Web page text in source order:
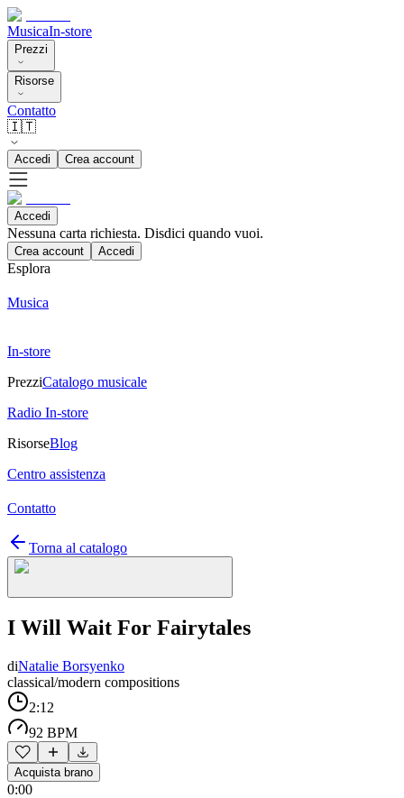
MusicaIn-store
Prezzi
Risorse
Contatto
🇮🇹
Accedi Crea account
Accedi
Nessuna carta richiesta. Disdici quando vuoi.
Crea account Accedi
Esplora
Musica
In-store
PrezziCatalogo musicale
Radio In-store
RisorseBlog
Centro assistenza
Contatto
Torna al catalogo
I Will Wait For Fairytales
diNatalie Borsyenko
classical/modern compositions
2:12
92 BPM
Acquista brano
0:00